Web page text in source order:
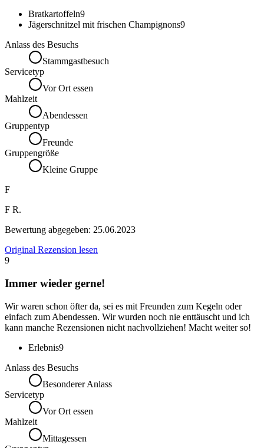
Bratkartoffeln9
Jägerschnitzel mit frischen Champignons9
Anlass des Besuchs
Stammgastbesuch
Servicetyp
Vor Ort essen
Mahlzeit
Abendessen
Gruppentyp
Freunde
Gruppengröße
Kleine Gruppe
F
F R.
Bewertung abgegeben: 25.06.2023
Original Rezension lesen
9
Immer wieder gerne!
Wir waren schon öfter da, sei es mit Freunden zum Kegeln oder
einfach zum Abendessen. Wir wurden noch nie enttäuscht und ich
kann manche Rezensionen nicht nachvollziehen! Macht weiter so!
Erlebnis9
Anlass des Besuchs
Besonderer Anlass
Servicetyp
Vor Ort essen
Mahlzeit
Mittagessen